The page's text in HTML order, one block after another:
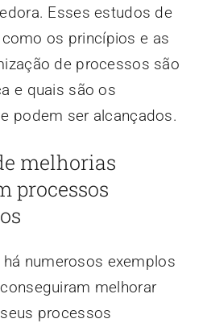
Esses estudos de
os princípios e as
de processos são
e quais são os
podem ser alcançados.
melhorias
processos
numerosos exemplos
melhorar
processos